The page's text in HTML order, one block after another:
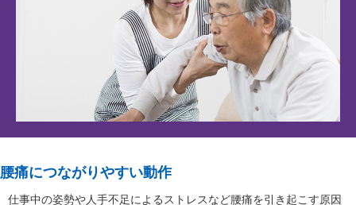
腰痛につながりやすい動作
仕事中の姿勢や人手不足によるストレスなど腰痛を引き起こす原因